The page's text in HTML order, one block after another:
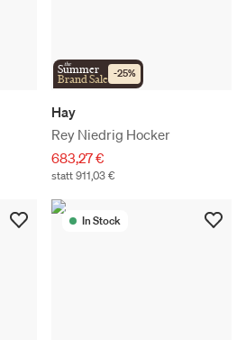
the
Summer
Brand Sale -25%
Hay
Rey Niedrig Hocker
683,27 €
statt 911,03 €
In Stock